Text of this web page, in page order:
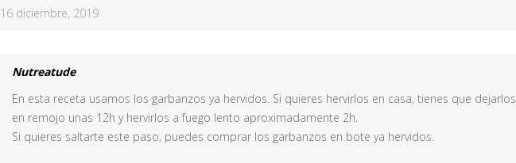
16 diciembre, 2019
Nutreatude
En esta receta usamos los garbanzos ya hervidos. Si quieres hervirlos en casa, tienes que dejarlos
en remojo unas 12h y hervirlos a fuego lento aproximadamente 2h.
Si quieres saltarte este paso, puedes comprar los garbanzos en bote ya hervidos.